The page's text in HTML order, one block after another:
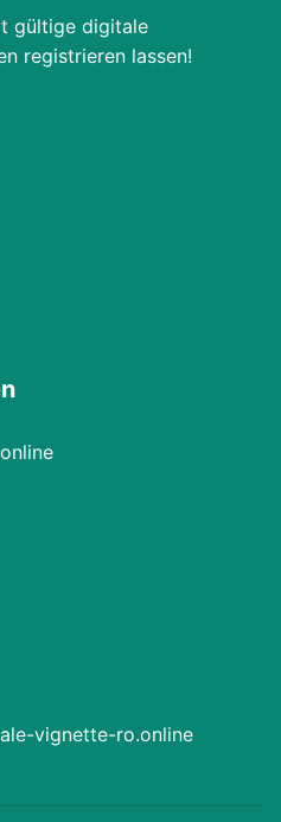
gültige digitale
registrieren lassen!
vignette-ro.online